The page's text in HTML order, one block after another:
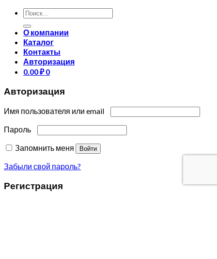
О компании
Каталог
Контакты
Авторизация
0.00₽ 0
Авторизация
Имя пользователя или email
Пароль
Запомнить меня
Войти
Забыли свой пароль?
Регистрация